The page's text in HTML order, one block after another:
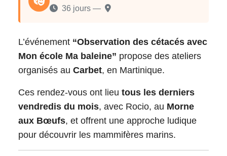
36 jours —
L’événement “Observation des cétacés avec
Mon école Ma baleine” propose des ateliers
organisés au Carbet, en Martinique.
Ces rendez-vous ont lieu tous les derniers
vendredis du mois, avec Rocio, au Morne
aux Bœufs, et offrent une approche ludique
pour découvrir les mammifères marins.